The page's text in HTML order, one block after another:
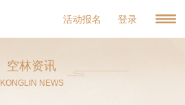
活动报名 登录
空林资讯
KONGLIN NEWS